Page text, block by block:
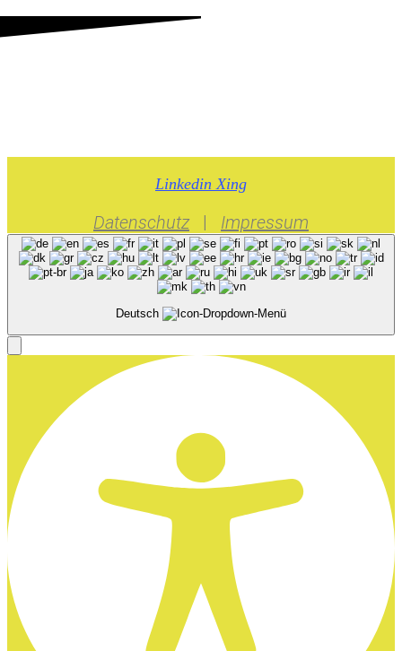
Linkedin Xing
Datenschutz| Impressum
Deutsch